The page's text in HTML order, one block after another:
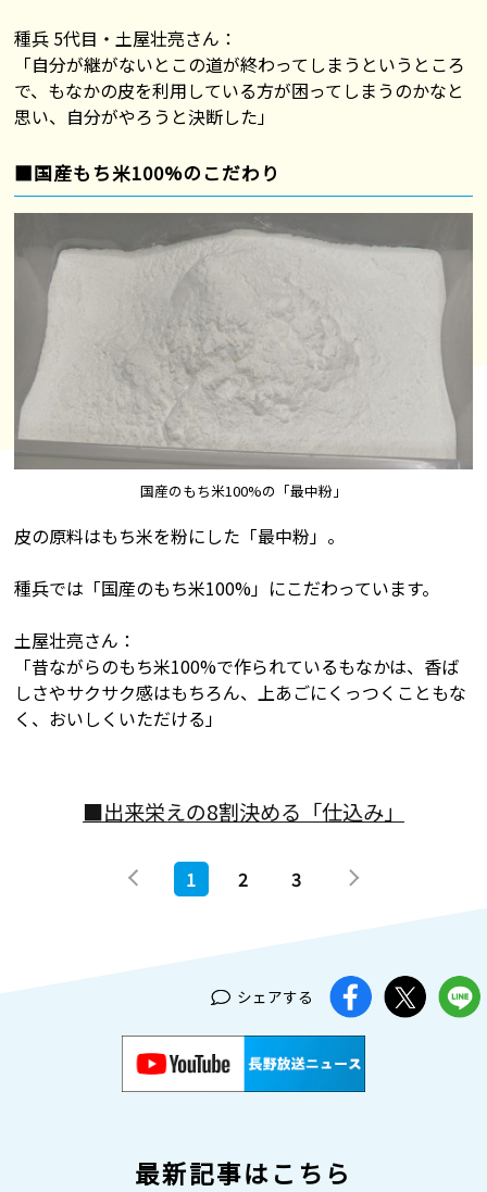
種兵 5代目・土屋壮亮さん：
「自分が継がないとこの道が終わってしまうというところ
で、もなかの皮を利用している方が困ってしまうのかなと
思い、自分がやろうと決断した」
■国産もち米100%のこだわり
国産のもち米100%の「最中粉」
皮の原料はもち米を粉にした「最中粉」。
種兵では「国産のもち米100%」にこだわっています。
土屋壮亮さん：
「昔ながらのもち米100%で作られているもなかは、香ば
しさやサクサク感はもちろん、上あごにくっつくこともな
く、おいしくいただける」
■出来栄えの8割決める「仕込み」
1 2 3
シェアする
最新記事はこちら